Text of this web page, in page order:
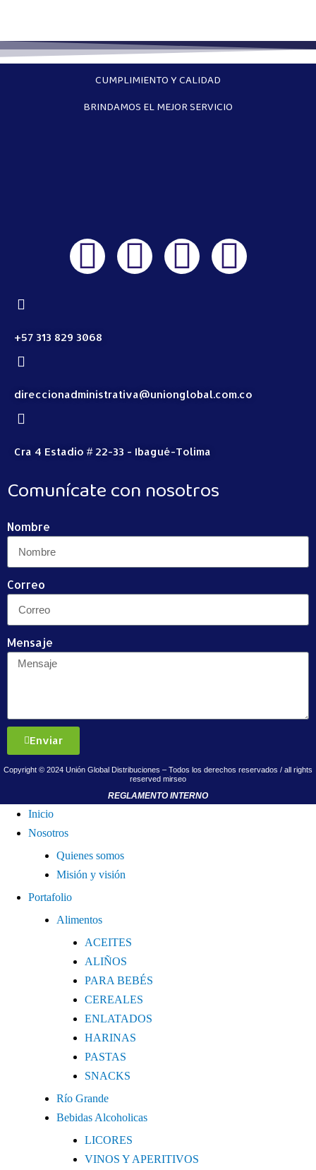
CUMPLIMIENTO Y CALIDAD
BRINDAMOS EL MEJOR SERVICIO
+57 313 829 3068
direccionadministrativa@unionglobal.com.co
Cra 4 Estadio # 22-33 - Ibagué-Tolima
Comunícate con nosotros
Nombre
Correo
Mensaje
Enviar
Copyright © 2024 Unión Global Distribuciones – Todos los derechos reservados / all rights
reserved mirseo
REGLAMENTO INTERNO
Inicio
Nosotros
Quienes somos
Misión y visión
Portafolio
Alimentos
ACEITES
ALIÑOS
PARA BEBÉS
CEREALES
ENLATADOS
HARINAS
PASTAS
SNACKS
Río Grande
Bebidas Alcoholicas
LICORES
VINOS Y APERITIVOS